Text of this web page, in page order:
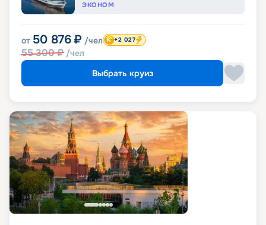
ЭКОНОМ
от 50 876 ₽ /чел
55 300₽ /чел
+2 027
Выбрать круиз